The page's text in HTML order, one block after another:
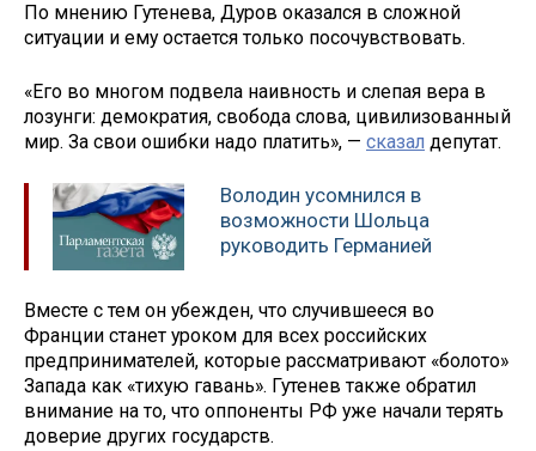
По мнению Гутенева, Дуров оказался в сложной
ситуации и ему остается только посочувствовать.
«Его во многом подвела наивность и слепая вера в
лозунги: демократия, свобода слова, цивилизованный
мир. За свои ошибки надо платить», — сказал депутат.
Володин усомнился в
возможности Шольца
руководить Германией
Вместе с тем он убежден, что случившееся во
Франции станет уроком для всех российских
предпринимателей, которые рассматривают «болото»
Запада как «тихую гавань». Гутенев также обратил
внимание на то, что оппоненты РФ уже начали терять
доверие других государств.